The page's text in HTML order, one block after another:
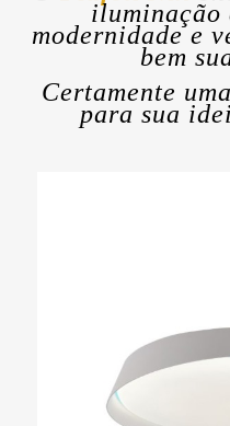
iluminação
modernidade e
bem
Certamente
para sua